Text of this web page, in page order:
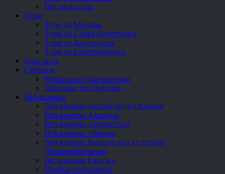
Все экскурсии
Туры
Туры из Москвы
Туры из Санкт-Петербурга
Туры из Краснодара
Туры из Екатеринбурга
Контакты
Сервисы
Мобильные приложения
Плагины для браузера
Веб-камеры
Веб-камеры Австралии и Океании
Веб-камеры Америки
Веб-камеры Антарктики
Веб-камеры Африки
Веб-камеры Виргинских Островов
(Великобритания)
Веб-камеры Евразии
Особые веб-камеры